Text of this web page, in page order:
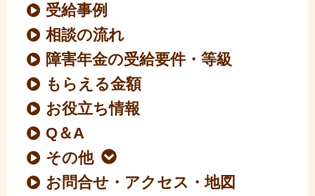
受給事例
相談の流れ
障害年金の受給要件・等級
もらえる金額
お役立ち情報
Q＆A
その他
お問合せ・アクセス・地図